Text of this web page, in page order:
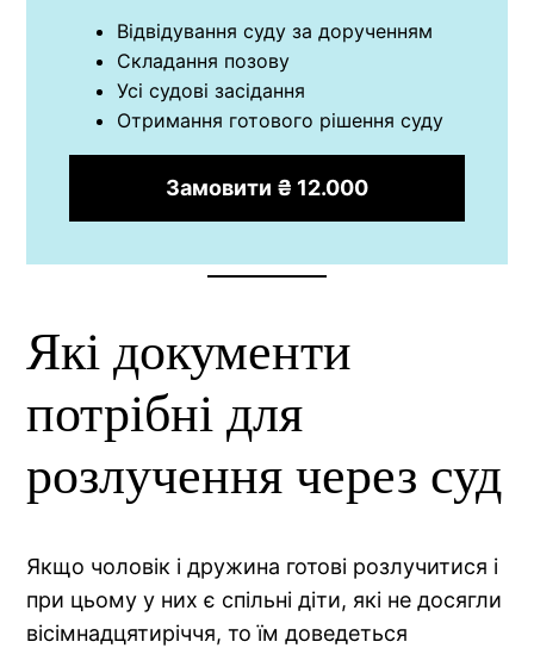
Відвідування суду за дорученням
Складання позову
Усі судові засідання
Отримання готового рішення суду
Замовити ₴ 12.000
Які документи
потрібні для
розлучення через суд
Якщо чоловік і дружина готові розлучитися і
при цьому у них є спільні діти, які не досягли
вісімнадцятиріччя, то їм доведеться